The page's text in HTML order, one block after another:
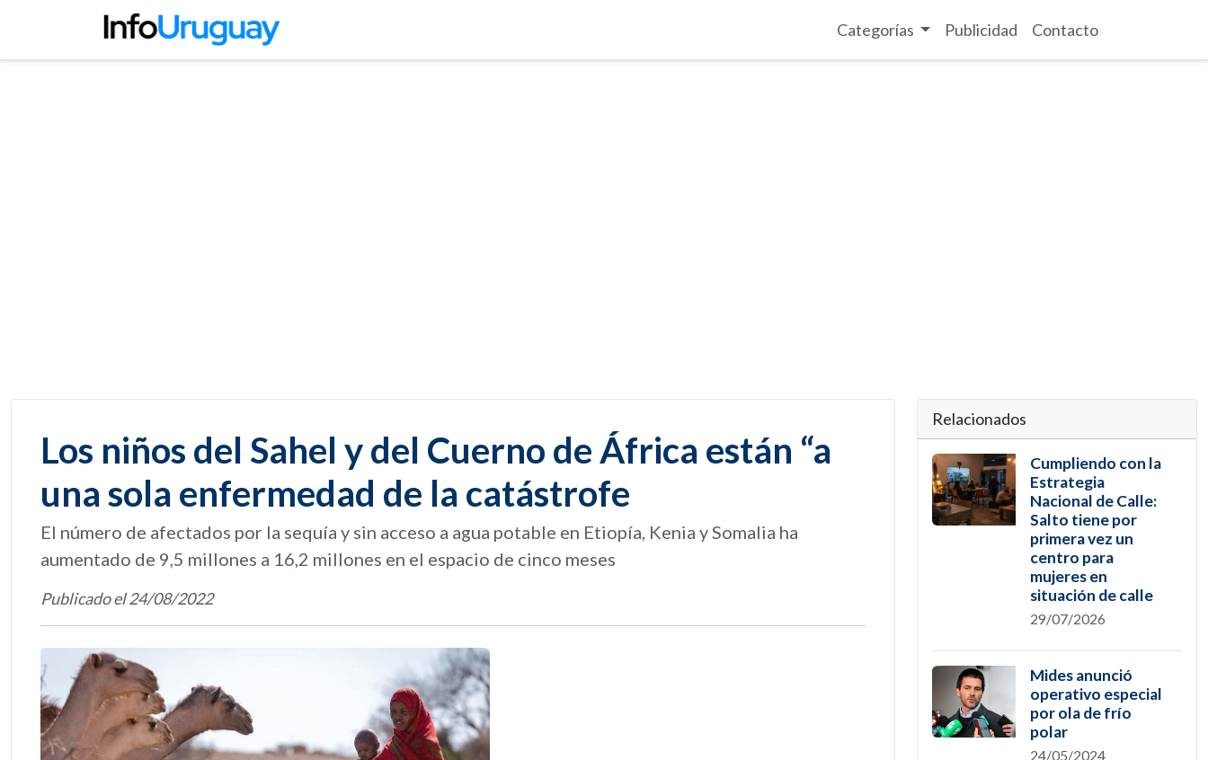
Categorías Publicidad Contacto
Los niños del Sahel y del Cuerno de África están “a
una sola enfermedad de la catástrofe
El número de afectados por la sequía y sin acceso a agua potable en Etiopía, Kenia y Somalia ha
aumentado de 9,5 millones a 16,2 millones en el espacio de cinco meses
Publicado el 24/08/2022
Relacionados
Cumpliendo con la
Estrategia
Nacional de Calle:
Salto tiene por
primera vez un
centro para
mujeres en
situación de calle
29/07/2026
Mides anunció
operativo especial
por ola de frío
polar
24/05/2024